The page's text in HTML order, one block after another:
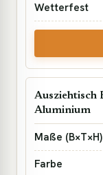
Ausziehtisch
Aluminium